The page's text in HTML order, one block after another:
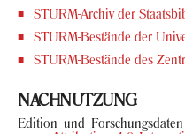
STURM-​Archiv der
STURM-​Bestände der
STURM-​Bestände des
NACH­NUT­ZUNG
Edi­ti­on und